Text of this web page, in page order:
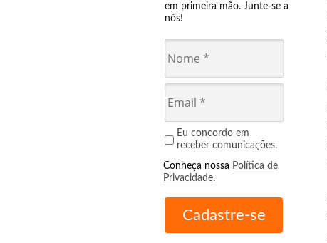
em primeira mão. Junte-se a
nós!
Eu concordo em
receber comunicações.
Conheça nossa Política de
Privacidade.